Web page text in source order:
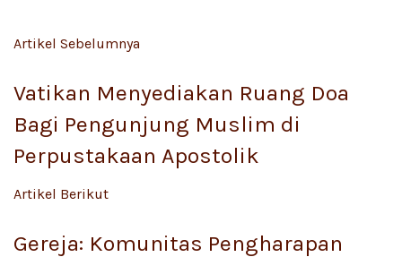
Artikel Sebelumnya
Vatikan Menyediakan Ruang Doa
Bagi Pengunjung Muslim di
Perpustakaan Apostolik
Artikel Berikut
Gereja: Komunitas Pengharapan